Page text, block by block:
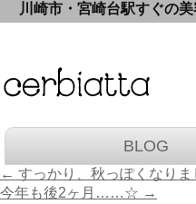
崎市・宮崎台駅すぐの美容
BLOG
← すっかり、秋っぽくなり
今年も後2ヶ月……☆ →